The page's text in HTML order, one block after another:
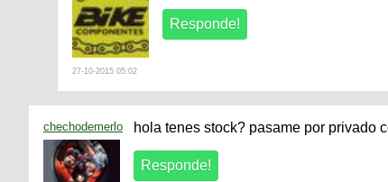
27-10-2015 05:02
chechodemerlo hola tenes stock? pasame por privado